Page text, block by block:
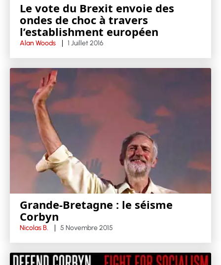
Le vote du Brexit envoie des
ondes de choc à travers
l’establishment européen
Alan Woods 1 Juillet 2016
Grande-Bretagne : le séisme
Corbyn
Nicolas B. 5 Novembre 2015